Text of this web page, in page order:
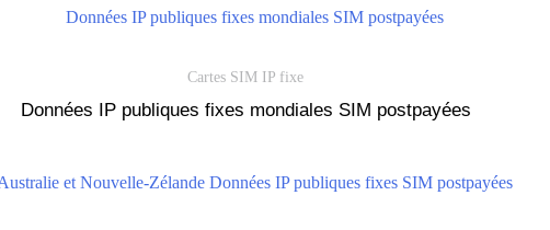
Cartes SIM IP fixe
Données IP publiques fixes mondiales SIM postpayées